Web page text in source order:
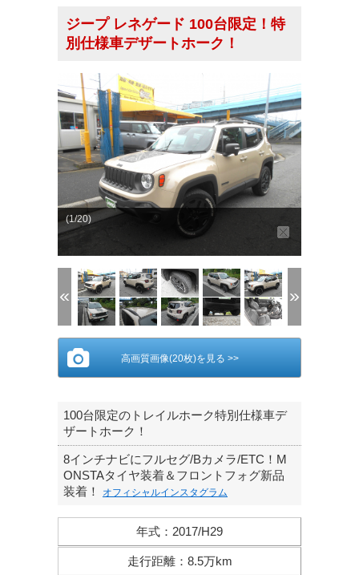
ジープ レネゲード 100台限定！特
別仕様車デザートホーク！
(1/20)
高画質画像(20枚)を見る >>
100台限定のトレイルホーク特別仕様車デ
ザートホーク！
8インチナビにフルセグ/Bカメラ/ETC！M
ONSTAタイヤ装着＆フロントフォグ新品
装着！
オフィシャルインスタグラム
年式 ： 2017/H29
走行距離： 8.5万km